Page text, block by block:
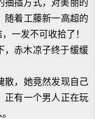
抽插方式，对美丽的
随着工藤新一高超的
一发不可收拾了！
赤木凉子终于缓缓
，她竟然发现自己
正有一个男人正在玩